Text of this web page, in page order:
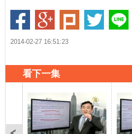
2014-02-27 16:51:23
看下一集